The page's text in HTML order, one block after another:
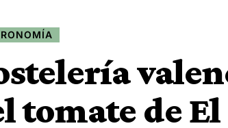
tomate de